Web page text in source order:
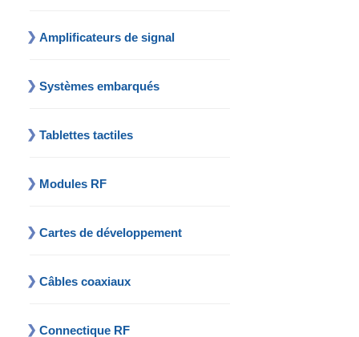
Amplificateurs de signal
Systèmes embarqués
Tablettes tactiles
Modules RF
Cartes de développement
Câbles coaxiaux
Connectique RF